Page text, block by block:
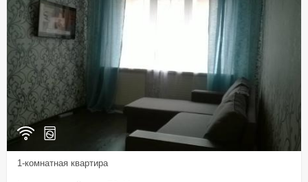
1-комнатная квартира